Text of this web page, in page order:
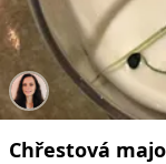
Chřestová